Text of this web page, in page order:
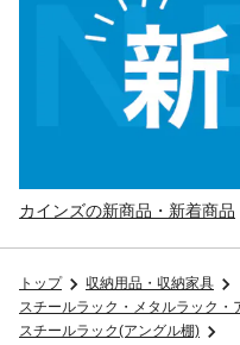
カインズの新商品・新着商品
トップ
収納用品・収納家具
スチールラック・メタルラック・
スチールラック(アングル棚)